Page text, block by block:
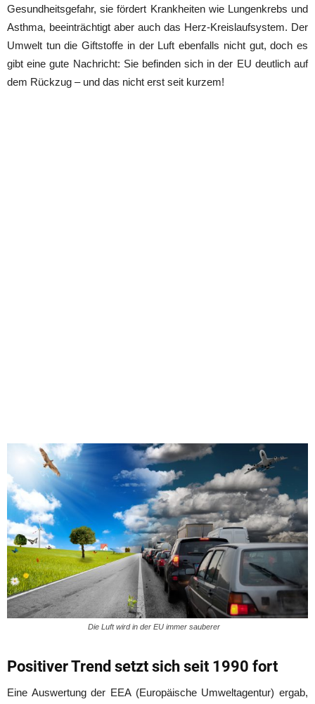
Gesundheitsgefahr, sie fördert Krankheiten wie Lungenkrebs und
Asthma, beeinträchtigt aber auch das Herz-Kreislaufsystem. Der
Umwelt tun die Giftstoffe in der Luft ebenfalls nicht gut, doch es
gibt eine gute Nachricht: Sie befinden sich in der EU deutlich auf
dem Rückzug – und das nicht erst seit kurzem!
Die Luft wird in der EU immer sauberer
Positiver Trend setzt sich seit 1990 fort
Eine Auswertung der EEA (Europäische Umweltagentur) ergab,